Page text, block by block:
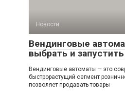
Новости
Вендинговые
выбрать и
Вендинговые автоматы — это
быстрорастущий сегмент
позволяет продавать товары